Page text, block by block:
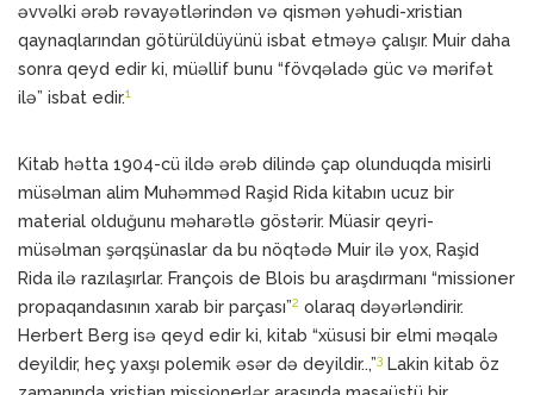
əvvəlki ərəb rəvayətlərindən və qismən yəhudi-xristian
qaynaqlarından götürüldüyünü isbat etməyə çalışır. Muir daha
sonra qeyd edir ki, müəllif bunu “fövqəladə güc və mərifət
ilə” isbat edir.1
Kitab hətta 1904-cü ildə ərəb dilində çap olunduqda misirli
müsəlman alim Muhəmməd Raşid Rida kitabın ucuz bir
material olduğunu məharətlə göstərir. Müasir qeyri-
müsəlman şərqşünaslar da bu nöqtədə Muir ilə yox, Raşid
Rida ilə razılaşırlar. François de Blois bu araşdırmanı “missioner
propaqandasının xarab bir parçası”2 olaraq dəyərləndirir.
Herbert Berg isə qeyd edir ki, kitab “xüsusi bir elmi məqalə
deyildir, heç yaxşı polemik əsər də deyildir..,”3 Lakin kitab öz